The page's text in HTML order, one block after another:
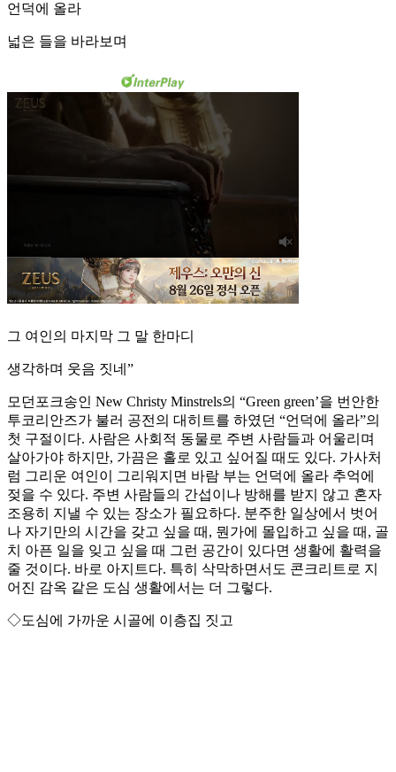
언덕에 올라
넓은 들을 바라보며
그 여인의 마지막 그 말 한마디
생각하며 웃음 짓네”
모던포크송인 New Christy Minstrels의 “Green green’을 번안한
투코리안즈가 불러 공전의 대히트를 하였던 “언덕에 올라”의
첫 구절이다. 사람은 사회적 동물로 주변 사람들과 어울리며
살아가야 하지만, 가끔은 홀로 있고 싶어질 때도 있다. 가사처
럼 그리운 여인이 그리워지면 바람 부는 언덕에 올라 추억에
젖을 수 있다. 주변 사람들의 간섭이나 방해를 받지 않고 혼자
조용히 지낼 수 있는 장소가 필요하다. 분주한 일상에서 벗어
나 자기만의 시간을 갖고 싶을 때, 뭔가에 몰입하고 싶을 때, 골
치 아픈 일을 잊고 싶을 때 그런 공간이 있다면 생활에 활력을
줄 것이다. 바로 아지트다. 특히 삭막하면서도 콘크리트로 지
어진 감옥 같은 도심 생활에서는 더 그렇다.
◇도심에 가까운 시골에 이층집 짓고